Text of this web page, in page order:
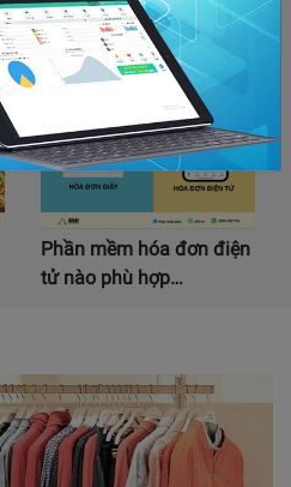
tùy chỉnh trên phần…
Phần mềm hóa đơn điện
tử nào phù hợp…